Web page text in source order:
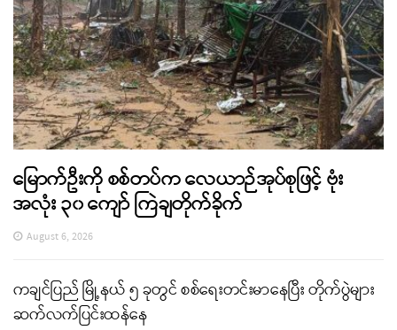
မြောက်ဦးကို စစ်တပ်က လေယာဉ်အုပ်စုဖြင့် ဗုံး
အလုံး ၃၀ ကျော် ကြဲချတိုက်ခိုက်
August 6, 2026
ကချင်ပြည် မြို့နယ် ၅ ခုတွင် စစ်ရေးတင်းမာနေပြီး တိုက်ပွဲများ
ဆက်လက်ပြင်းထန်နေ